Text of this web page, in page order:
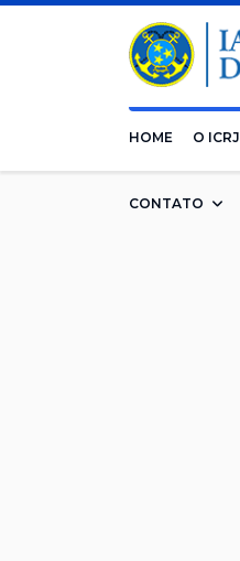
HOME O ICRJ
CONTATO